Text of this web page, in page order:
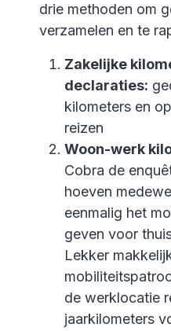
drie methoden om
verzamelen en te
Zakelijke
declaraties:
kilometers en
reizen
Woon-werk
Cobra de
hoeven
eenmalig het
geven voor
Lekker
de werklocatie
jaarkilometers